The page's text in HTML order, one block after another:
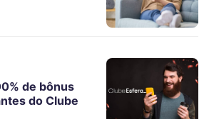
de bônus
do Clube